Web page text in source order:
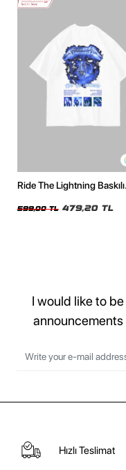
Ride The Lightning Baskılı
599,00 TL 479,20 TL
I would like to
Hızlı Teslimat